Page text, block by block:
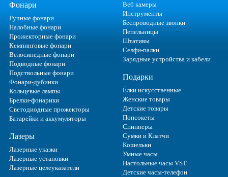
Фонари
Ручные фонари
Налобные фонари
Прожекторные фонари
Кемпинговые фонари
Велосипедные фонари
Подводные фонари
Подствольные фонари
Фонари-дубинки
Кольцевые лампы
Брелки-фонарики
Светодиодные прожекторы
Батарейки и аккумуляторы
Лазеры
Лазерные указки
Лазерные установки
Лазерные целеуказатели
Веб камеры
Инструменты
Беспроводные звонки
Пепельницы
Штативы
Селфи-палки
Зарядные устройства и кабели
Подарки
Ёлки искусственные
Женские товары
Детские товары
Попсокеты
Спиннеры
Сумки и Клатчи
Кошельки
Умные часы
Настольные часы VST
Детские часы-телефон